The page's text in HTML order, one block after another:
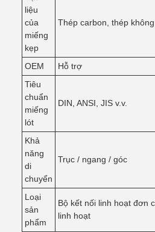
liệu
của
miếng
kẹp
Thép carbon, thép không
OEM
Hỗ trợ
Tiêu
chuẩn
miếng
lót
DIN, ANSI, JIS v.v.
Khả
năng
di
chuyển
Trục / ngang / góc
Loại
sản
phẩm
Bộ kết nối linh hoạt đơn
linh hoạt